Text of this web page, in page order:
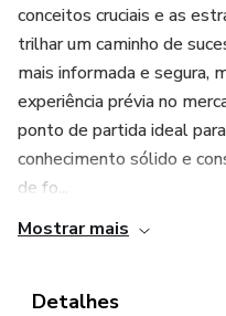
conceitos cruciais e as
trilhar um caminho de
mais informada e segura,
experiência prévia no
ponto de partida ideal
conhecimento sólido e
de fo...
Mostrar mais
Detalhes